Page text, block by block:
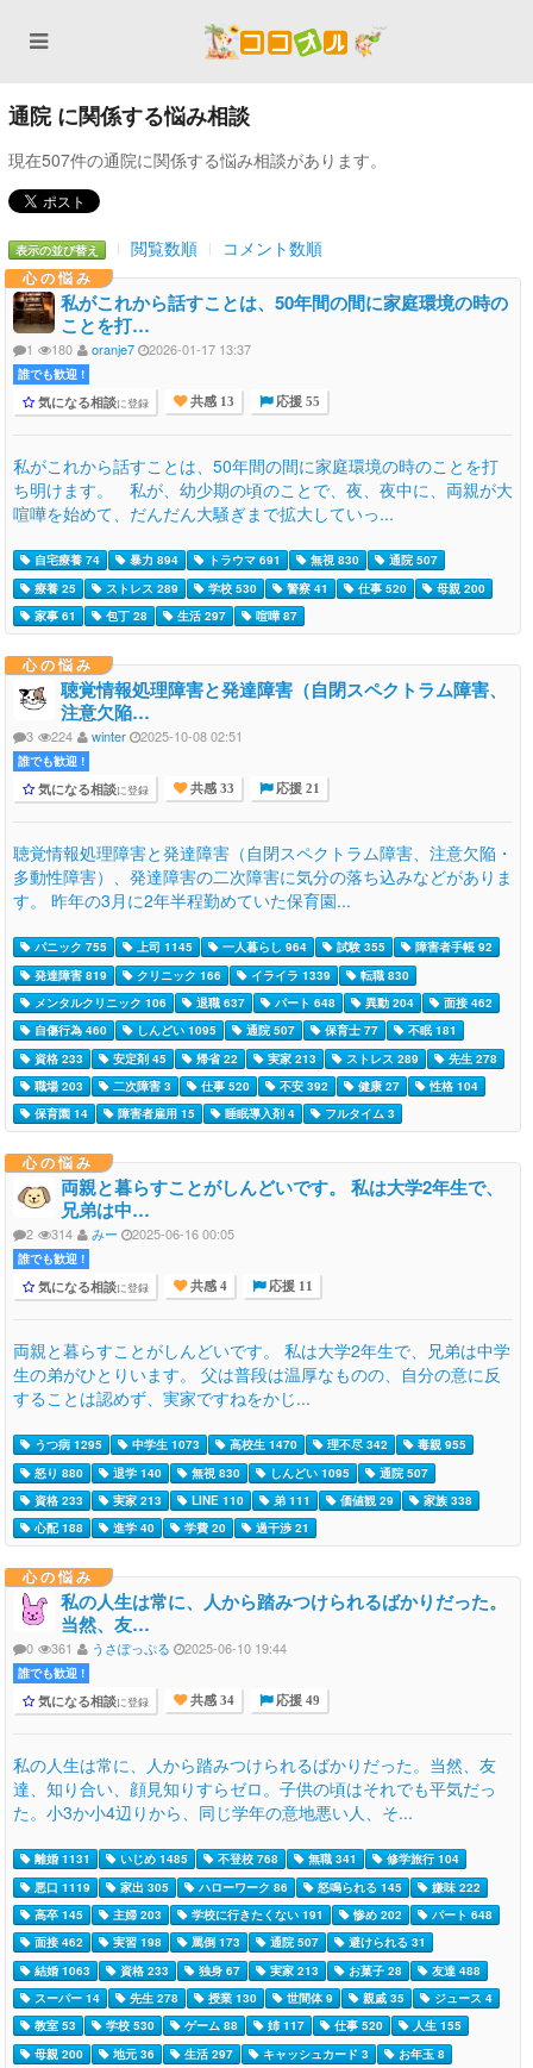
通院 に関係する悩み相談
現在507件の通院に関係する悩み相談があります。
表示の並び替え 閲覧数順 コメント数順
心の悩み
私がこれから話すことは、50年間の間に家庭環境の時の
ことを打…
1 180 oranje7 2026-01-17 13:37
誰でも歓迎 !
気になる相談に登録 共感 13 応援 55
私がこれから話すことは、50年間の間に家庭環境の時のことを打
ち明けます。 私が、幼少期の頃のことで、夜、夜中に、両親が大
喧嘩を始めて、だんだん大騒ぎまで拡大していっ...
自宅療養 74 暴力 894 トラウマ 691 無視 830
通院 507
療養 25
ストレス 289 学校 530 警察 41 仕事 520
母親 200
家事 61
包丁 28 生活 297 喧嘩 87
心の悩み
聴覚情報処理障害と発達障害（自閉スペクトラム障害、
注意欠陥…
3 224 winter 2025-10-08 02:51
誰でも歓迎 !
気になる相談に登録 共感 33 応援 21
聴覚情報処理障害と発達障害（自閉スペクトラム障害、注意欠陥・
多動性障害）、発達障害の二次障害に気分の落ち込みなどがありま
す。 昨年の3月に2年半程勤めていた保育園...
パニック 755 上司 1145 一人暮らし 964 試験 355
障害者手帳 92
発達障害 819
クリニック 166 イライラ 1339
転職 830
メンタルクリニック 106
退職 637 パート 648 異動 204
面接 462
自傷行為 460
しんどい 1095 通院 507 保育士 77
不眠 181
資格 233
安定剤 45 帰省 22 実家 213 ストレス 289
先生 278
職場 203
二次障害 3 仕事 520 不安 392 健康 27
性格 104
保育園 14
障害者雇用 15 睡眠導入剤 4 フルタイム 3
心の悩み
両親と暮らすことがしんどいです。 私は大学2年生で、
兄弟は中…
2 314 みー 2025-06-16 00:05
誰でも歓迎 !
気になる相談に登録 共感 4 応援 11
両親と暮らすことがしんどいです。 私は大学2年生で、兄弟は中学
生の弟がひとりいます。 父は普段は温厚なものの、自分の意に反
することは認めず、実家ですねをかじ...
うつ病 1295 中学生 1073 高校生 1470 理不尽 342
毒親 955
怒り 880
退学 140 無視 830 しんどい 1095
通院 507
資格 233
実家 213 LINE 110 弟 111 価値観 29
家族 338
心配 188
進学 40 学費 20 過干渉 21
心の悩み
私の人生は常に、人から踏みつけられるばかりだった。
当然、友…
0 361 うさぽっぷる 2025-06-10 19:44
誰でも歓迎 !
気になる相談に登録 共感 34 応援 49
私の人生は常に、人から踏みつけられるばかりだった。当然、友
達、知り合い、顔見知りすらゼロ。子供の頃はそれでも平気だっ
た。小3か小4辺りから、同じ学年の意地悪い人、そ...
離婚 1131 いじめ 1485 不登校 768 無職 341
修学旅行 104
悪口 1119
家出 305 ハローワーク 86 怒鳴られる 145
嫌味 222
高卒 145
主婦 203 学校に行きたくない 191 惨め 202
パート 648
面接 462
実習 198 罵倒 173 通院 507
避けられる 31
結婚 1063
資格 233 独身 67 実家 213 お菓子 28
友達 488
スーパー 14
先生 278 授業 130 世間体 9 親戚 35
ジュース 4
教室 53
学校 530 ゲーム 88 姉 117 仕事 520
人生 155
母親 200
地元 36 生活 297 キャッシュカード 3
お年玉 8